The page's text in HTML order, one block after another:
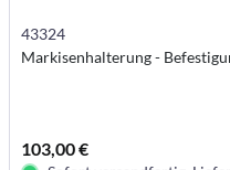
43324
Markisenhalterung -
103,00 €